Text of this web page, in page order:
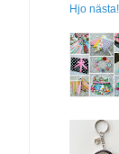
Hjo nästa!